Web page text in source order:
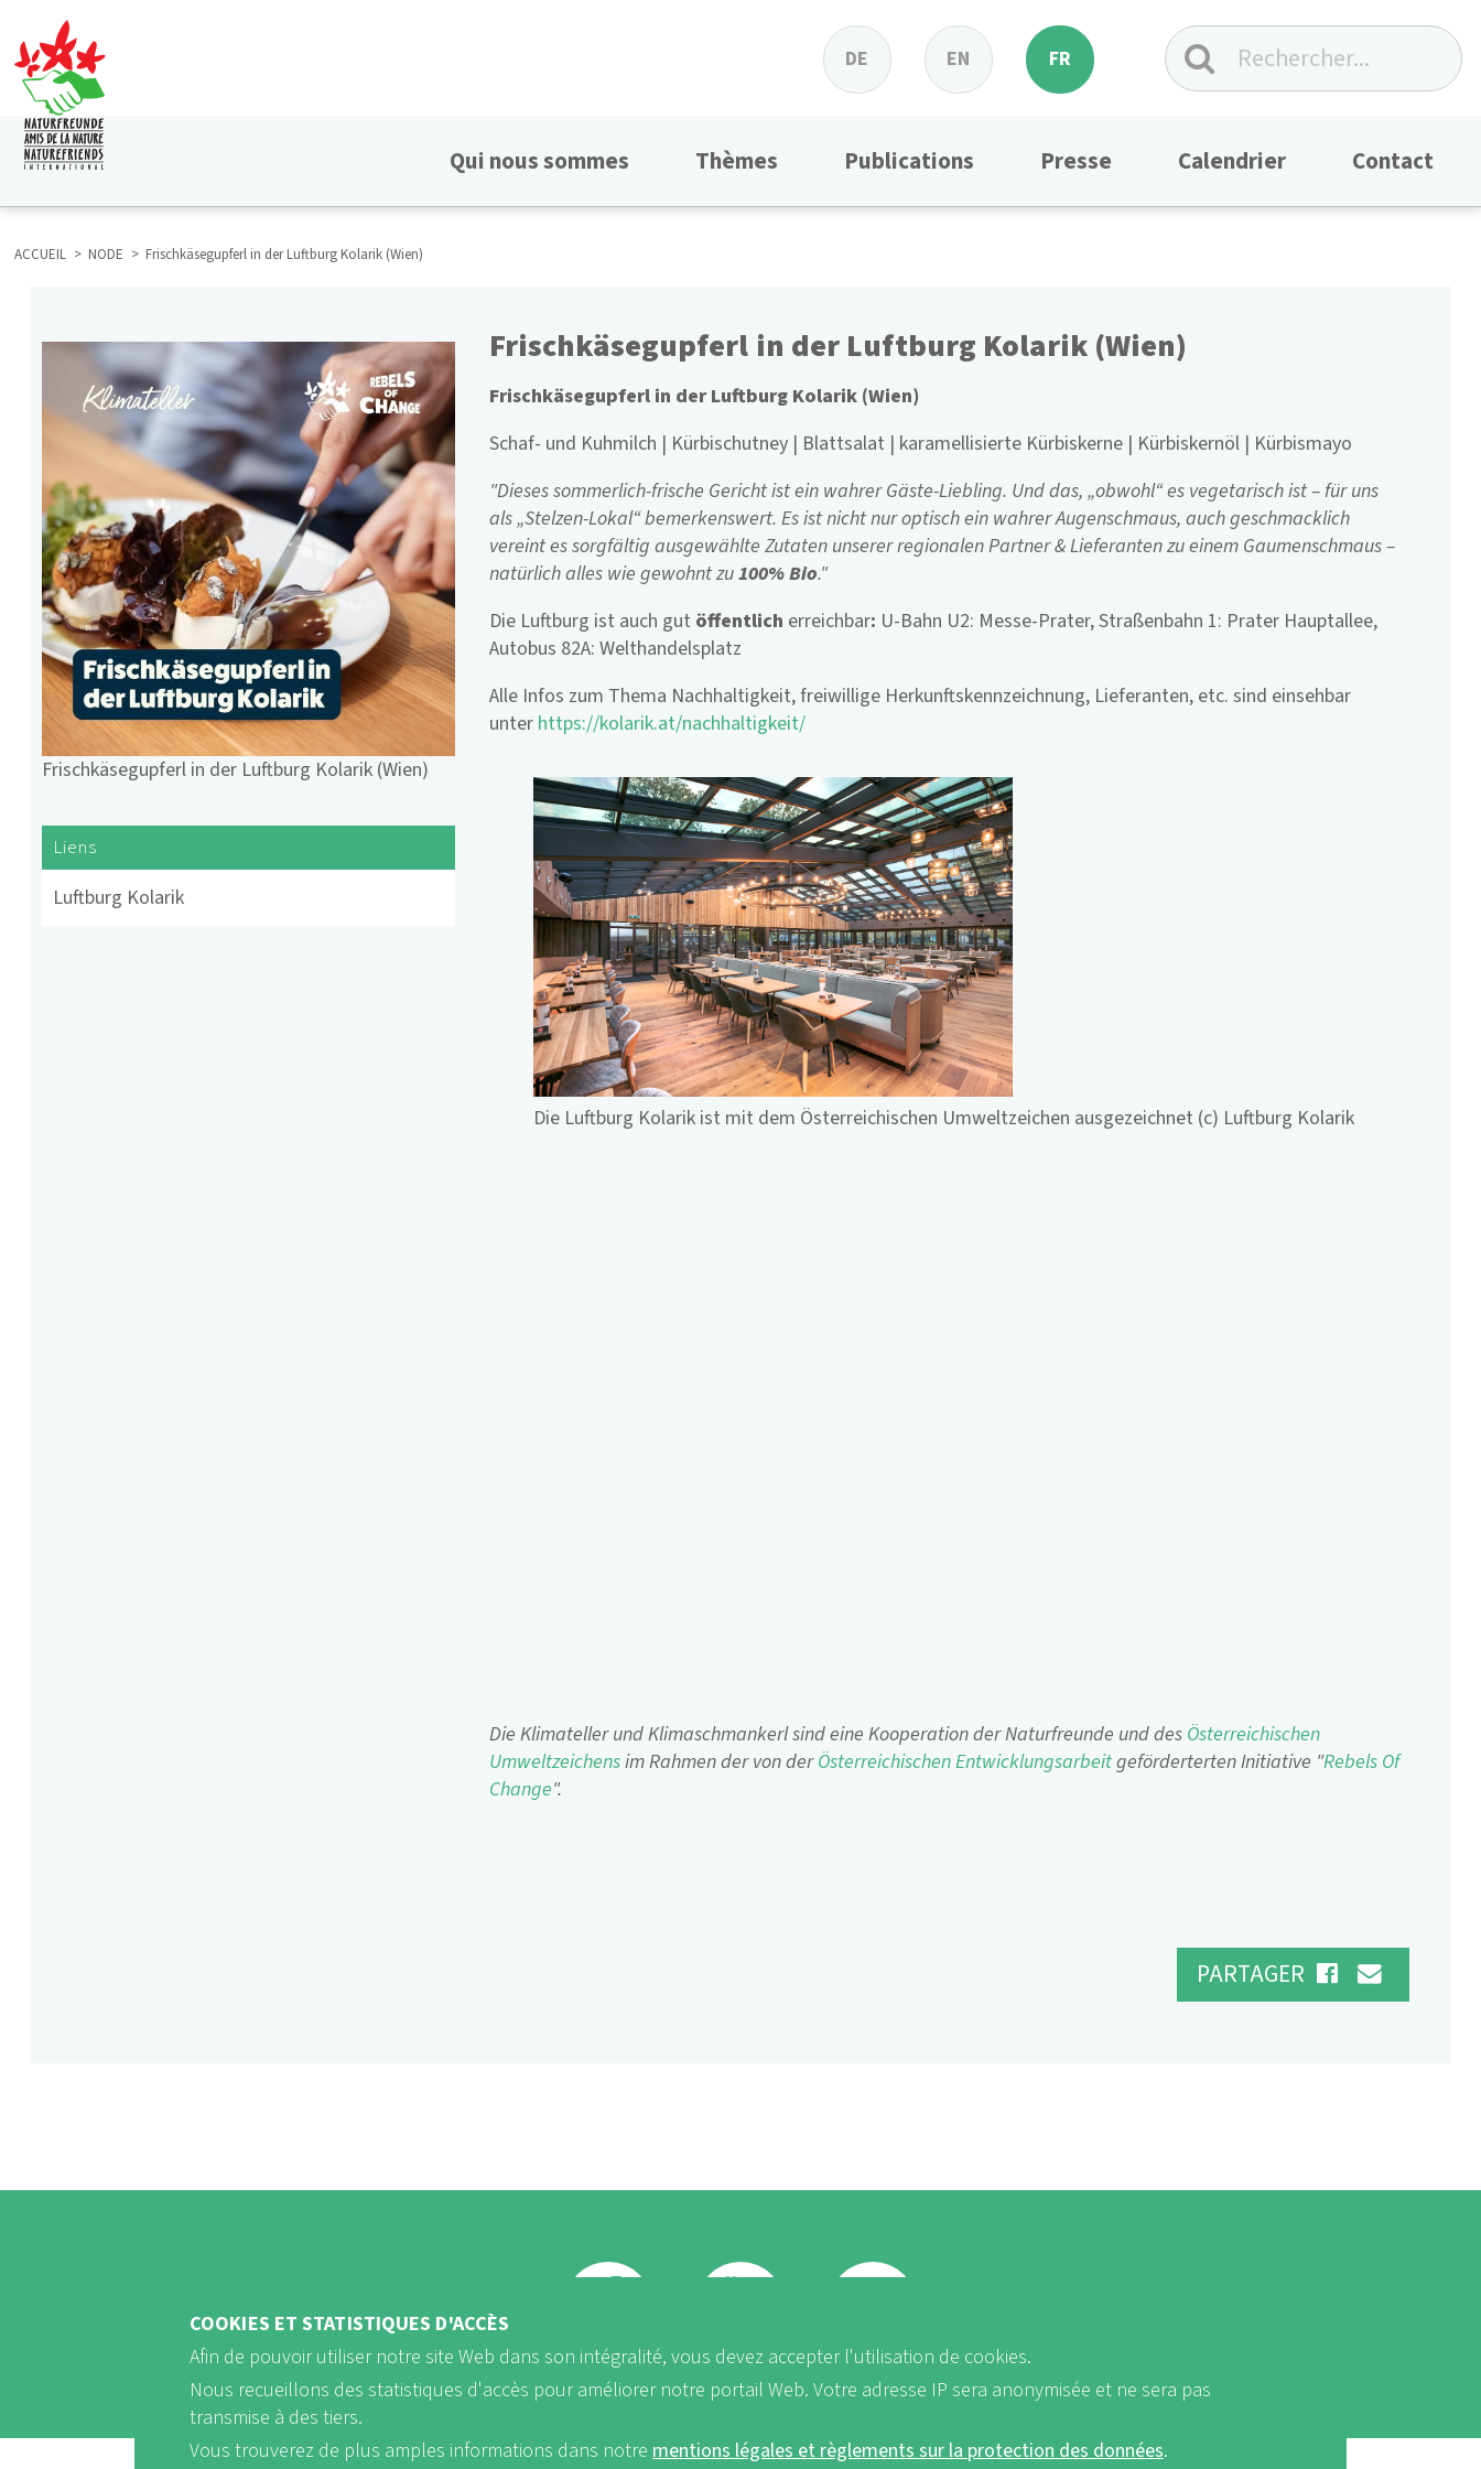
contenu
principal
DE EN FR
HAUPTNAVIGATION Qui nous sommes Thèmes Publications Presse Calendrier Contact
D'ARIANE
ACCUEIL NODE Frischkäsegupferl in der Luftburg Kolarik (Wien)
Frischkäsegupferl in der Luftburg Kolarik (Wien)
Liens
Luftburg Kolarik
Frischkäsegupferl in der Luftburg Kolarik (Wien)
Frischkäsegupferl in der Luftburg Kolarik (Wien)
Schaf- und Kuhmilch | Kürbischutney | Blattsalat | karamellisierte Kürbiskerne | Kürbiskernöl | Kürbismayo
"Dieses sommerlich-frische Gericht ist ein wahrer Gäste-Liebling. Und das, „obwohl“ es vegetarisch ist – für uns
als „Stelzen-Lokal“ bemerkenswert. Es ist nicht nur optisch ein wahrer Augenschmaus, auch geschmacklich
vereint es sorgfältig ausgewählte Zutaten unserer regionalen Partner & Lieferanten zu einem Gaumenschmaus –
natürlich alles wie gewohnt zu100% Bio."
Die Luftburg ist auch gut öffentlich erreichbar: U-Bahn U2: Messe-Prater, Straßenbahn 1: Prater Hauptallee,
Autobus 82A: Welthandelsplatz
Alle Infos zum Thema Nachhaltigkeit, freiwillige Herkunftskennzeichnung, Lieferanten, etc. sind einsehbar
unter https://kolarik.at/nachhaltigkeit/
Die Luftburg Kolarik ist mit dem Österreichischen Umweltzeichen ausgezeichnet (c) Luftburg Kolarik
Die Klimateller und Klimaschmankerl sind eine Kooperation der Naturfreunde und des Österreichischen
Umweltzeichensim Rahmen der von derÖsterreichischen Entwicklungsarbeitgeförderterten Initiative "Rebels Of
Change".
PARTAGER
FB Youtube Instagram
COOKIES ET STATISTIQUES D'ACCÈS
Afin de pouvoir utiliser notre site Web dans son intégralité, vous devez accepter l'utilisation de cookies.
Nous recueillons des statistiques d'accès pour améliorer notre portail Web. Votre adresse IP sera anonymisée et ne sera pas
transmise à des tiers.
Vous trouverez de plus amples informations dans notre mentions légales et règlements sur la protection des données.